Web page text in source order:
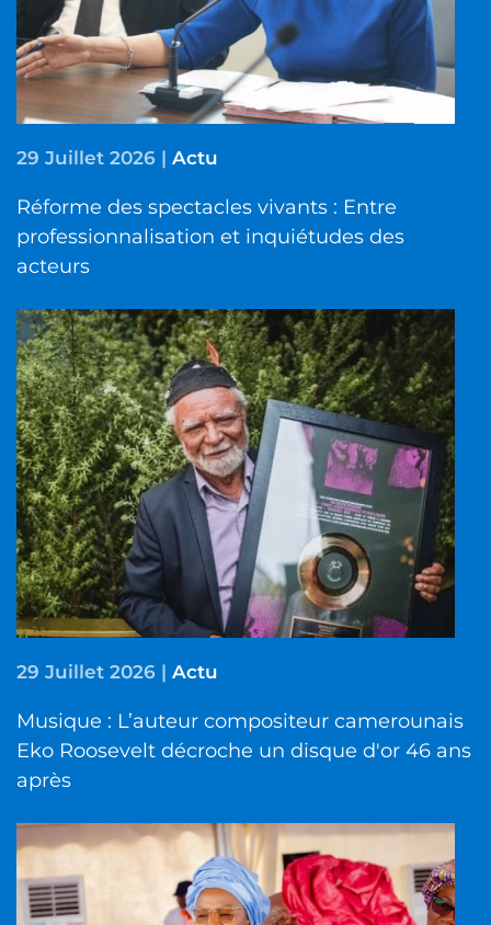
29 Juillet 2026 | Actu
Réforme des spectacles vivants : Entre
professionnalisation et inquiétudes des
acteurs
29 Juillet 2026 | Actu
Musique : L’auteur compositeur camerounais
Eko Roosevelt décroche un disque d'or 46 ans
après